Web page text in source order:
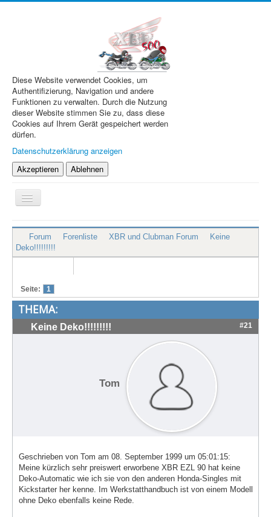
Diese Website verwendet Cookies, um
Authentifizierung, Navigation und andere
Funktionen zu verwalten. Durch die Nutzung
dieser Website stimmen Sie zu, dass diese
Cookies auf Ihrem Gerät gespeichert werden
dürfen.
Datenschutzerklärung anzeigen
Akzeptieren
Ablehnen
Navigation
an/aus
XBR.de
Technik
Treffen & Touren
Cafe-Ecke
Suche
Forum Forenliste XBR und Clubman Forum
Keine
Deko!!!!!!!!!
Seite: 1
THEMA:
Keine Deko!!!!!!!!! #21
Tom
Geschrieben von Tom am 08. September 1999 um 05:01:15:
Meine kürzlich sehr preiswert erworbene XBR EZL 90 hat keine
Deko-Automatic wie ich sie von den anderen Honda-Singles mit
Kickstarter her kenne. Im Werkstatthandbuch ist von einem Modell
ohne Deko ebenfalls keine Rede.